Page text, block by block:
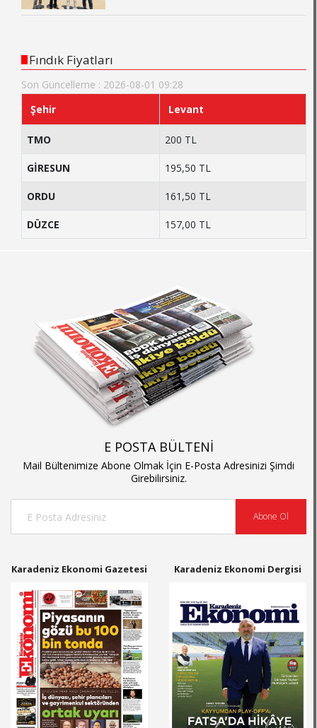
Fındık Fiyatları
Son Güncelleme : 2026-08-01 09:28
Şehir
Levant
TMO 200 TL
GİRESUN 195,50 TL
ORDU 161,50 TL
DÜZCE 157,00 TL
E POSTA BÜLTENİ
Mail Bültenimize Abone Olmak İçin E-Posta Adresinizi Şimdi
Girebilirsiniz.
Abone Ol
Karadeniz Ekonomi Gazetesi Karadeniz Ekonomi Dergisi